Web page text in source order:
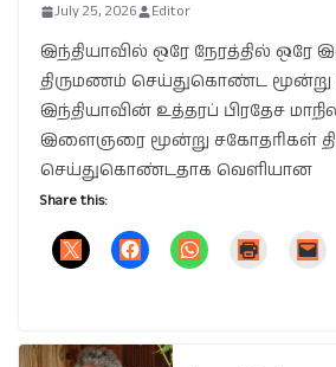
July 25, 2026 Editor
இந்தியாவில் ஒரே நேரத்தில்
திருமணம் செய்துகொண்ட மூன்று
இந்தியாவின் உத்தரப் பிரதேச
இளைஞரை மூன்று சகோதரிகள்
செய்துகொண்டதாக வெளியான
Share this: